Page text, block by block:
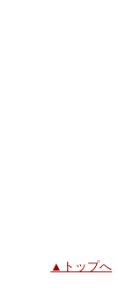
▲トップへ